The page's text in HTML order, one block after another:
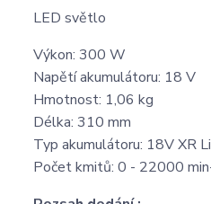
LED světlo
Výkon: 300 W
Napětí akumulátoru: 18 V
Hmotnost: 1,06 kg
Délka: 310 mm
Typ akumulátoru: 18V XR
Počet kmitů: 0 - 22000